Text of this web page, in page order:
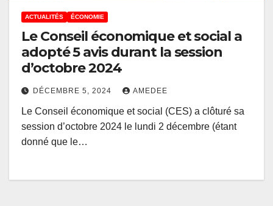
ACTUALITÉS ÉCONOMIE
Le Conseil économique et social a
adopté 5 avis durant la session
d’octobre 2024
DÉCEMBRE 5, 2024 AMEDEE
Le Conseil économique et social (CES) a clôturé sa
session d’octobre 2024 le lundi 2 décembre (étant
donné que le…